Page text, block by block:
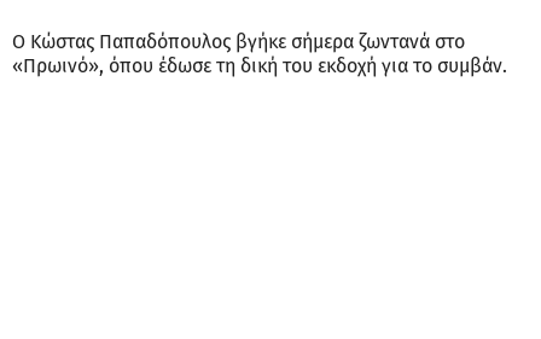
Ο Κώστας Παπαδόπουλος βγήκε σήμερα ζωντανά στο
«Πρωινό», όπου έδωσε τη δική του εκδοχή για το συμβάν.